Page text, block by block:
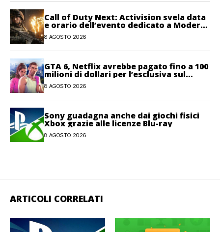
Call of Duty Next: Activision svela data
e orario dell’evento dedicato a Modern
Warfare 4
8 AGOSTO 2026
GTA 6, Netflix avrebbe pagato fino a 100
milioni di dollari per l’esclusiva sul
gioco
8 AGOSTO 2026
Sony guadagna anche dai giochi fisici
Xbox grazie alle licenze Blu-ray
8 AGOSTO 2026
ARTICOLI CORRELATI